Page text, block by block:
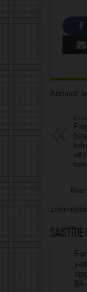
Atzīmēti